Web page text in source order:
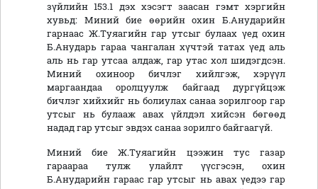
зүйлийн 153.1 дэх хэсэгт заасан гэмт хэргийн
хувьд: Миний бие өөрийн охин Б.Анударийн
гарнаас Ж.Туяагийн гар утсыг булаах үед охин
Б.Анударь гараа чангалан хүчтэй татах үед аль
аль нь гар утсаа алдаж, гар утас хол шидэгдсэн.
Миний охиноор бичлэг хийлгэж, хэрүүл
маргаандаа оролцуулж байгаад дургүйцэж
бичлэг хийхийг нь болиулах санаа зорилгоор гар
утсыг нь булааж авах үйлдэл хийсэн бөгөөд
надад гар утсыг эвдэх санаа зорилго байгаагүй.
Миний бие Ж.Туяагийн цээжин тус газар
гараараа тулж улайлт үүсгэсэн, охин
Б.Анударийн гараас гар утсыг нь авах үедээ гар